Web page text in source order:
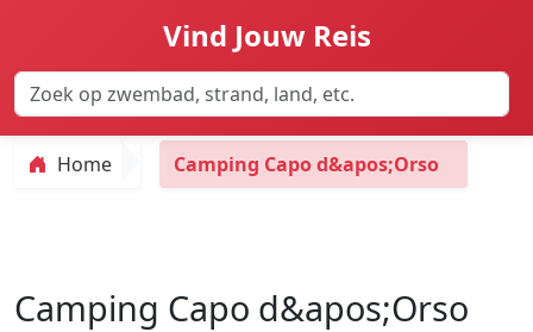
Vind Jouw Reis
Home Camping Capo d&apos;Orso
Camping Capo d&apos;Orso